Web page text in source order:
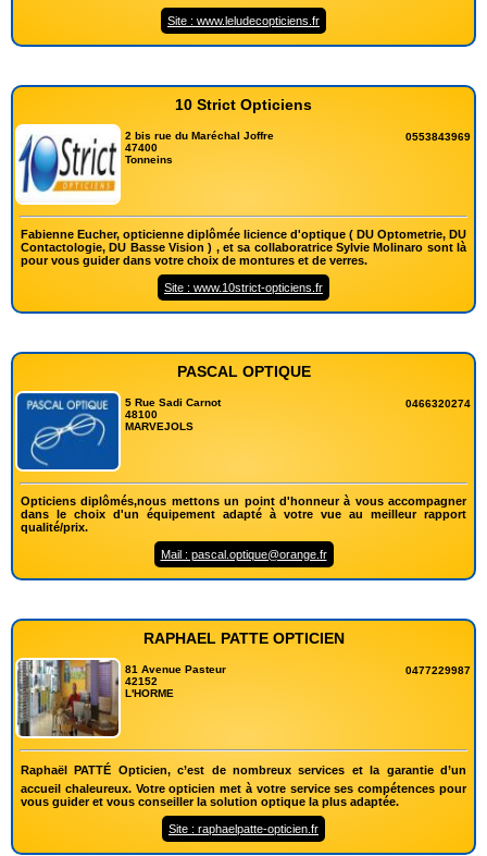
Site : www.leludecopticiens.fr
10 Strict Opticiens
2 bis rue du Maréchal Joffre
47400
Tonneins
0553843969
Fabienne Eucher, opticienne diplômée licience d'optique ( DU Optometrie, DU
Contactologie, DU Basse Vision ) , et sa collaboratrice Sylvie Molinaro sont là
pour vous guider dans votre choix de montures et de verres.
Site : www.10strict-opticiens.fr
PASCAL OPTIQUE
5 Rue Sadi Carnot
48100
MARVEJOLS
0466320274
Opticiens diplômés,nous mettons un point d'honneur à vous accompagner
dans le choix d'un équipement adapté à votre vue au meilleur rapport
qualité/prix.
Mail : pascal.optique@orange.fr
RAPHAEL PATTE OPTICIEN
81 Avenue Pasteur
42152
L'HORME
0477229987
Raphaël PATTÉ Opticien, c’est de nombreux services et la garantie d’un
accueil chaleureux. Votre opticien met à votre service ses compétences pour
vous guider et vous conseiller la solution optique la plus adaptée.
Site : raphaelpatte-opticien.fr